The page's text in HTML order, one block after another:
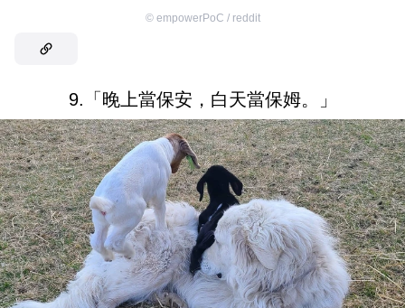
© empowerPoC / reddit
9.「晚上當保安，白天當保姆。」